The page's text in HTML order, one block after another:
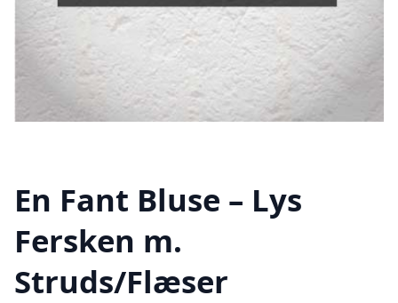
En Fant Bluse – Lys
Fersken m.
Struds/Flæser